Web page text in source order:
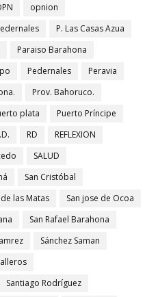
opnion
P. Las Casas Azua
Paraiso Barahona
Pedernales
Peravia
Prov. Bahoruco.
plata
Puerto Príncipe
RD
REFLEXION
SALUD
San Cristóbal
de las Matas
San jose de Ocoa
San Rafael Barahona
Sánchez Saman
Santiago Rodríguez